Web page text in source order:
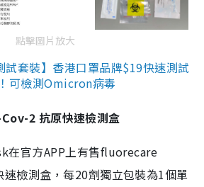
點擊圖片放大
試套裝】香港口罩品牌$19快速測試
可檢測Omicron病毒
2 抗原快速檢測盒
在官方APP上有售fluorecare
速檢測盒，每20劑獨立包裝為1個單